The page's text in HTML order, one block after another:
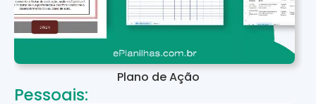
Plano de Ação
Pessoais: